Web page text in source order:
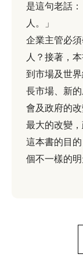
是這句老話
人。」
企業主管必
人？接著，
到市場及世
長市場、新
會及政府的
最大的改變
這本書的目
個不一樣的